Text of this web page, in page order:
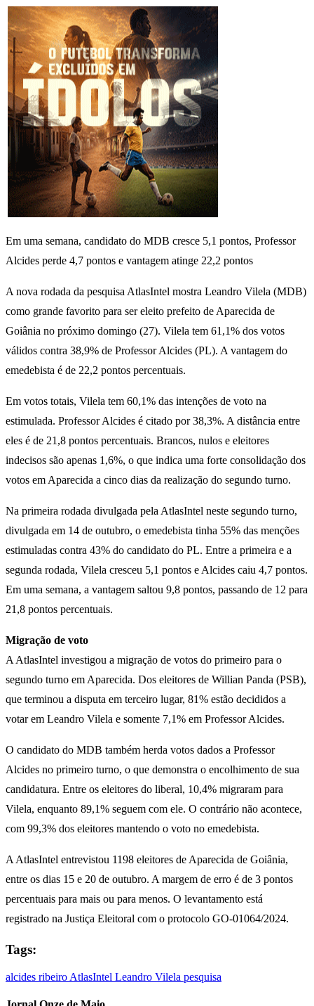
Em uma semana, candidato do MDB cresce 5,1 pontos, Professor
Alcides perde 4,7 pontos e vantagem atinge 22,2 pontos
A nova rodada da pesquisa AtlasIntel mostra Leandro Vilela (MDB)
como grande favorito para ser eleito prefeito de Aparecida de
Goiânia no próximo domingo (27). Vilela tem 61,1% dos votos
válidos contra 38,9% de Professor Alcides (PL). A vantagem do
emedebista é de 22,2 pontos percentuais.
Em votos totais, Vilela tem 60,1% das intenções de voto na
estimulada. Professor Alcides é citado por 38,3%. A distância entre
eles é de 21,8 pontos percentuais. Brancos, nulos e eleitores
indecisos são apenas 1,6%, o que indica uma forte consolidação dos
votos em Aparecida a cinco dias da realização do segundo turno.
Na primeira rodada divulgada pela AtlasIntel neste segundo turno,
divulgada em 14 de outubro, o emedebista tinha 55% das menções
estimuladas contra 43% do candidato do PL. Entre a primeira e a
segunda rodada, Vilela cresceu 5,1 pontos e Alcides caiu 4,7 pontos.
Em uma semana, a vantagem saltou 9,8 pontos, passando de 12 para
21,8 pontos percentuais.
Migração de voto
A AtlasIntel investigou a migração de votos do primeiro para o
segundo turno em Aparecida. Dos eleitores de Willian Panda (PSB),
que terminou a disputa em terceiro lugar, 81% estão decididos a
votar em Leandro Vilela e somente 7,1% em Professor Alcides.
O candidato do MDB também herda votos dados a Professor
Alcides no primeiro turno, o que demonstra o encolhimento de sua
candidatura. Entre os eleitores do liberal, 10,4% migraram para
Vilela, enquanto 89,1% seguem com ele. O contrário não acontece,
com 99,3% dos eleitores mantendo o voto no emedebista.
A AtlasIntel entrevistou 1198 eleitores de Aparecida de Goiânia,
entre os dias 15 e 20 de outubro. A margem de erro é de 3 pontos
percentuais para mais ou para menos. O levantamento está
registrado na Justiça Eleitoral com o protocolo GO-01064/2024.
Tags:
alcides ribeiro AtlasIntel Leandro Vilela pesquisa